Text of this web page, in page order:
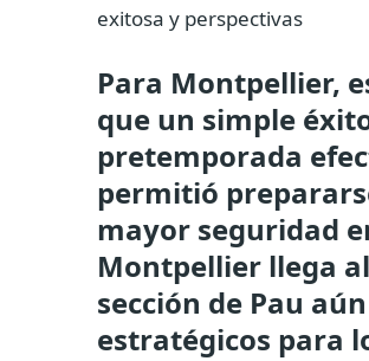
exitosa y perspectivas
Para Montpellier,
que un simple
pretemporada
permitió
mayor seguridad
Montpellier llega
sección de Pau
estratégicos para